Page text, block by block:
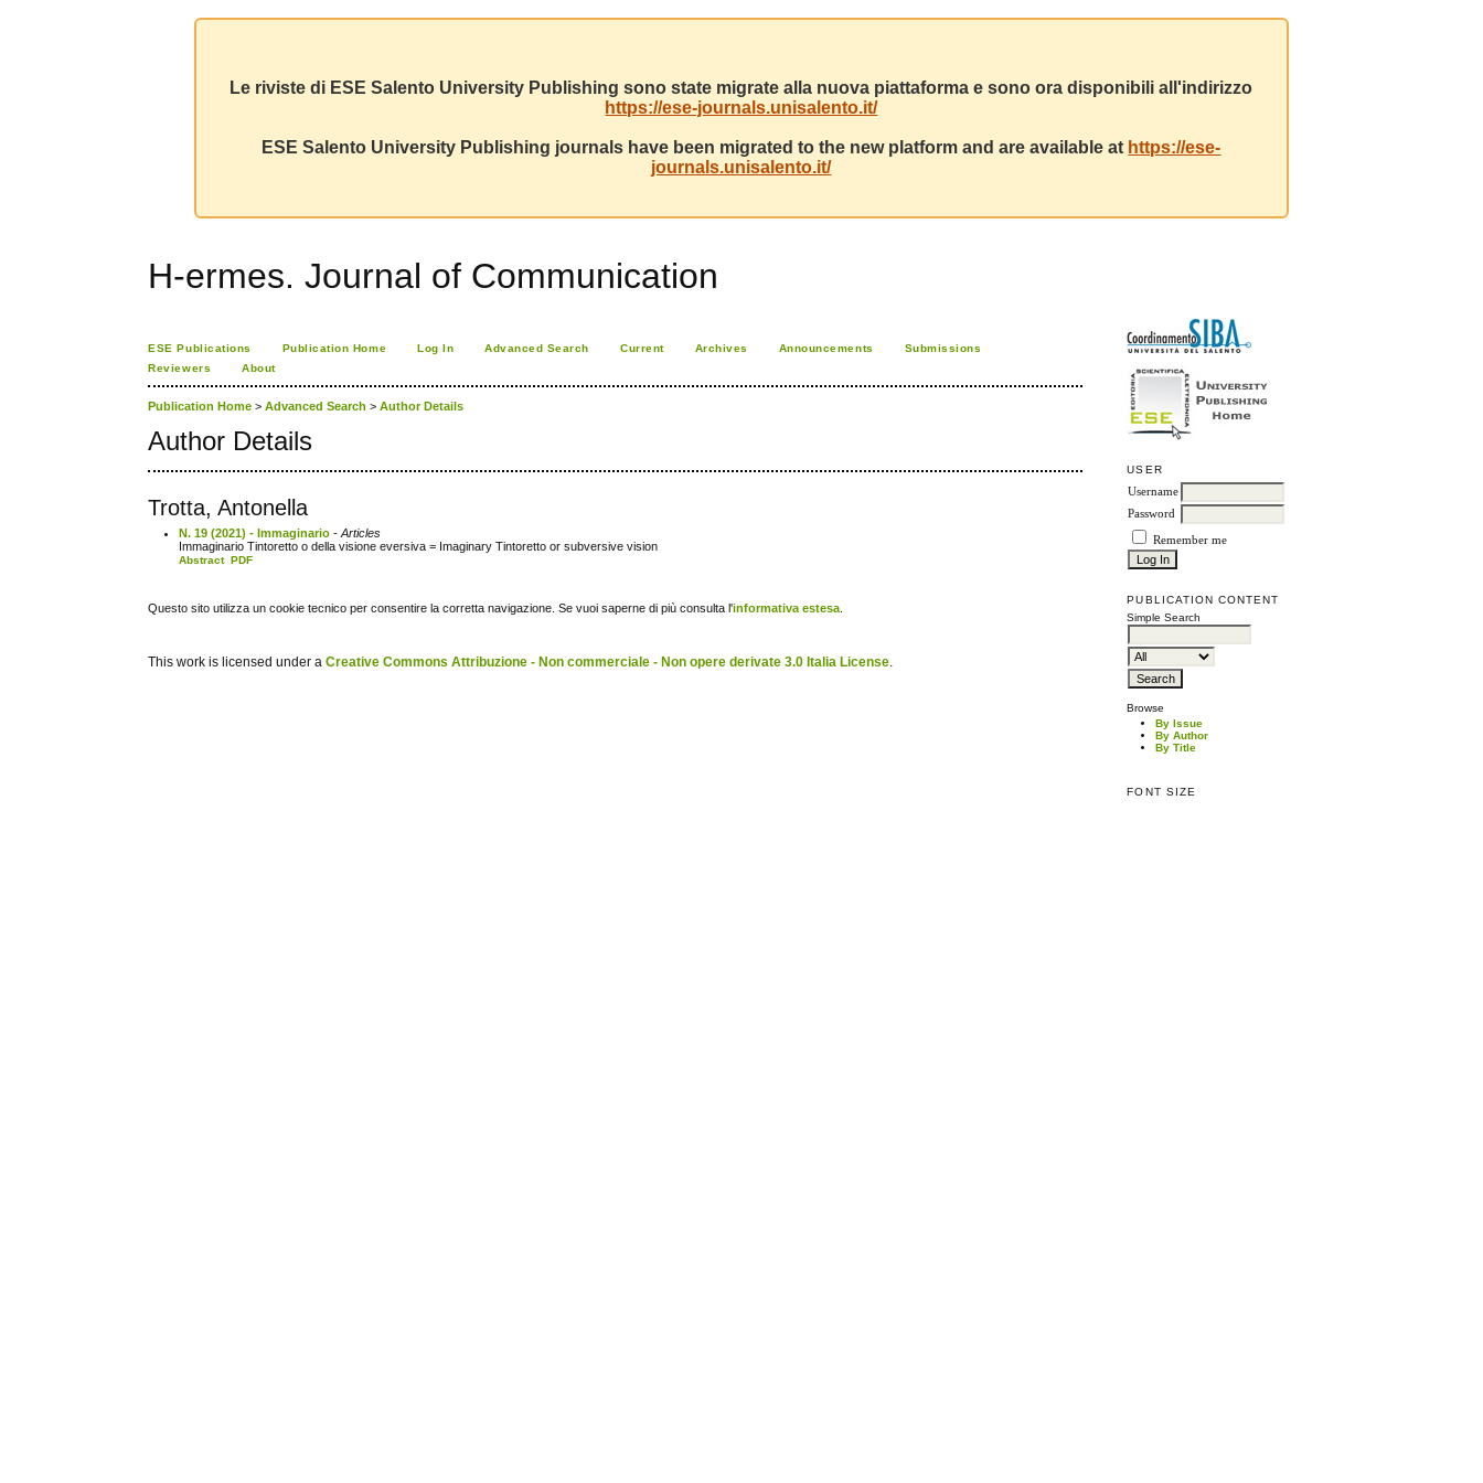
Le riviste di ESE Salento University Publishing sono state migrate alla nuova piattaforma e sono ora disponibili all'indirizzo
https://ese-journals.unisalento.it/
ESE Salento University Publishing journals have been migrated to the new platform and are available at https://ese-
journals.unisalento.it/
H-ermes. Journal of Communication
USER
Username
Password
Remember me
PUBLICATION CONTENT
Simple Search
Browse
By Issue
By Author
By Title
FONT SIZE
ESE Publications Publication Home Log In Advanced Search Current Archives Announcements
Submissions
Reviewers
About
Publication Home >Advanced Search >Author Details
Author Details
Trotta, Antonella
N. 19 (2021) - Immaginario - Articles
Immaginario Tintoretto o della visione eversiva = Imaginary Tintoretto or subversive vision
Abstract PDF
Questo sito utilizza un cookie tecnico per consentire la corretta navigazione. Se vuoi saperne di più consulta l'informativa estesa
This work is licensed under aCreative Commons Attribuzione - Non commerciale - Non opere derivate 3.0 Italia License.